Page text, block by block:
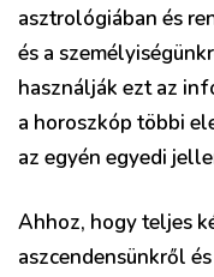
asztrológiában és
és a
használják ezt az
a horoszkóp többi
az egyén egyedi
Ahhoz, hogy teljes
aszcendensünkről